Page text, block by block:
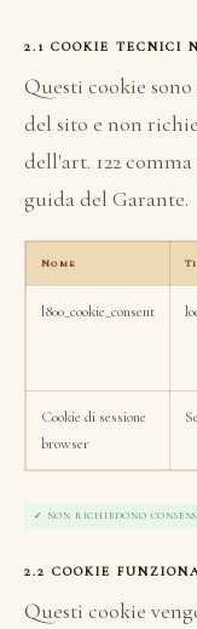
2.1 COOKIE TECNICI
Questi cookie
del sito e non
dell'art. 122
guida del Garante.
Nome
l800_cookie_consent
Cookie di sessione
browser
✓ NON RICHIEDONO
2.2 COOKIE
Questi cookie